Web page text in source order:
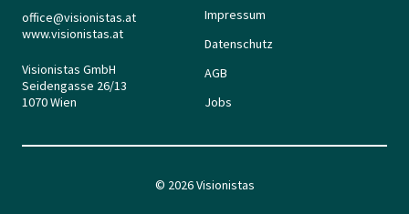
office@visionistas.at
www.visionistas.at
Visionistas GmbH
Seidengasse 26/13
1070 Wien
Impressum
Datenschutz
AGB
Jobs
© 2026 Visionistas